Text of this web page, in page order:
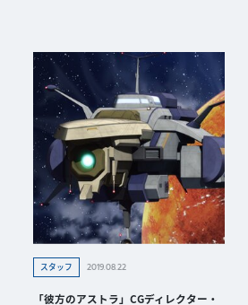
スタッフ 2019.08.22
「彼方のアストラ」CGディレクター・